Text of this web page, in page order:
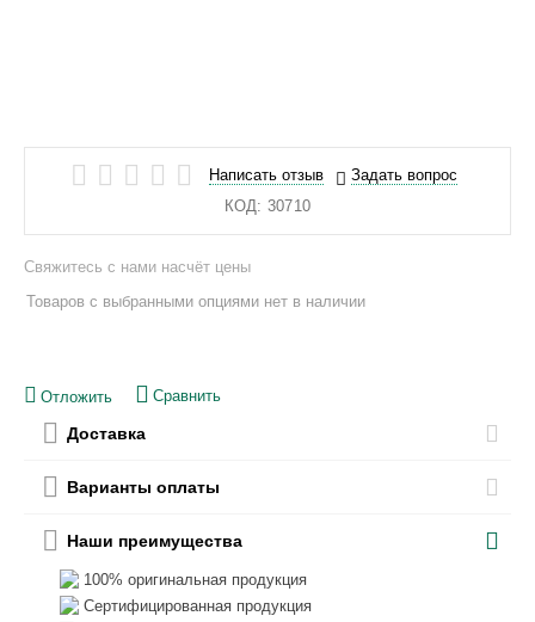
Написать отзыв
Задать вопрос
КОД: 30710
Свяжитесь с нами насчёт цены
Товаров с выбранными опциями нет в наличии
Отложить Сравнить
Доставка
Варианты оплаты
Наши преимущества
100% оригинальная продукция
Сертифицированная продукция